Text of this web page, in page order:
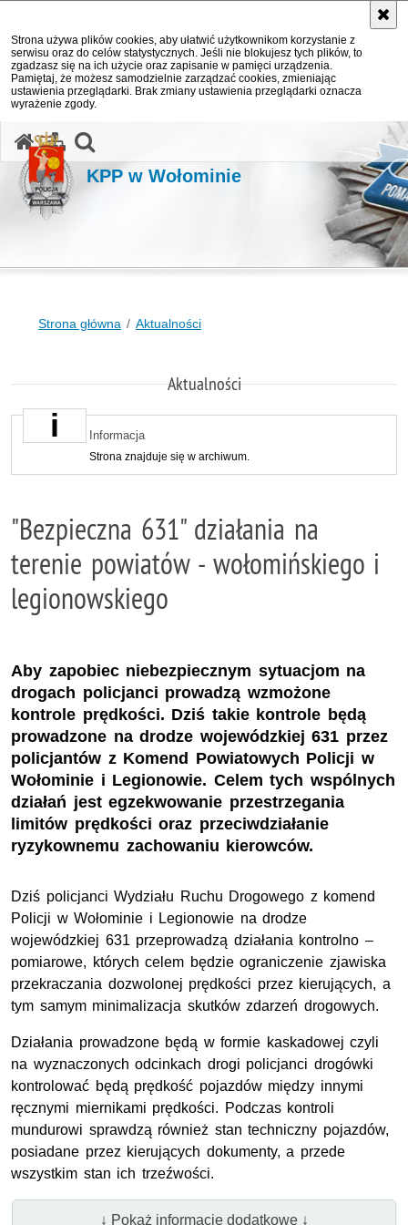
Strona używa plików cookies, aby ułatwić użytkownikom korzystanie z
serwisu oraz do celów statystycznych. Jeśli nie blokujesz tych plików, to
zgadzasz się na ich użycie oraz zapisanie w pamięci urządzenia.
Pamiętaj, że możesz samodzielnie zarządzać cookies, zmieniając
ustawienia przeglądarki. Brak zmiany ustawienia przeglądarki oznacza
wyrażenie zgody.
KPP w Wołominie
Strona główna Aktualności
Aktualności
Informacja
Strona znajduje się w archiwum.
"Bezpieczna 631" działania na
terenie powiatów - wołomińskiego i
legionowskiego
Aby zapobiec niebezpiecznym sytuacjom na
drogach policjanci prowadzą wzmożone
kontrole prędkości. Dziś takie kontrole będą
prowadzone na drodze wojewódzkiej 631 przez
policjantów z Komend Powiatowych Policji w
Wołominie i Legionowie. Celem tych wspólnych
działań jest egzekwowanie przestrzegania
limitów prędkości oraz przeciwdziałanie
ryzykownemu zachowaniu kierowców.
Dziś policjanci Wydziału Ruchu Drogowego z komend
Policji w Wołominie i Legionowie na drodze
wojewódzkiej 631 przeprowadzą działania kontrolno –
pomiarowe, których celem będzie ograniczenie zjawiska
przekraczania dozwolonej prędkości przez kierujących, a
tym samym minimalizacja skutków zdarzeń drogowych.
Działania prowadzone będą w formie kaskadowej czyli
na wyznaczonych odcinkach drogi policjanci drogówki
kontrolować będą prędkość pojazdów między innymi
ręcznymi miernikami prędkości. Podczas kontroli
mundurowi sprawdzą również stan techniczny pojazdów,
posiadane przez kierujących dokumenty, a przede
wszystkim stan ich trzeźwości.
↓ Pokaż informacje dodatkowe ↓